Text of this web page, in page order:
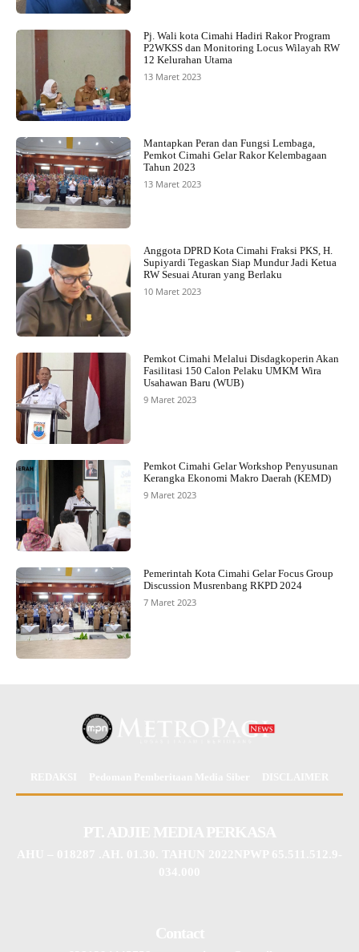
Pj. Wali kota Cimahi Hadiri Rakor Program
P2WKSS dan Monitoring Locus Wilayah RW
12 Kelurahan Utama
13 Maret 2023
Mantapkan Peran dan Fungsi Lembaga,
Pemkot Cimahi Gelar Rakor Kelembagaan
Tahun 2023
13 Maret 2023
Anggota DPRD Kota Cimahi Fraksi PKS, H.
Supiyardi Tegaskan Siap Mundur Jadi Ketua
RW Sesuai Aturan yang Berlaku
10 Maret 2023
Pemkot Cimahi Melalui Disdagkoperin Akan
Fasilitasi 150 Calon Pelaku UMKM Wira
Usahawan Baru (WUB)
9 Maret 2023
Pemkot Cimahi Gelar Workshop Penyusunan
Kerangka Ekonomi Makro Daerah (KEMD)
9 Maret 2023
Pemerintah Kota Cimahi Gelar Focus Group
Discussion Musrenbang RKPD 2024
7 Maret 2023